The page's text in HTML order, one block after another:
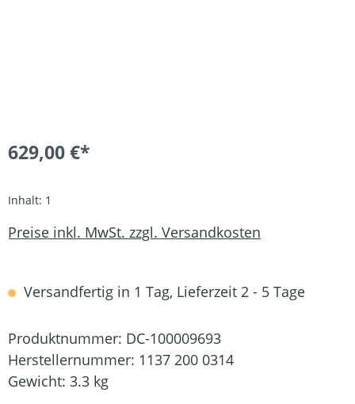
629,00 €*
Inhalt: 1
Preise inkl. MwSt. zzgl. Versandkosten
Versandfertig in 1 Tag, Lieferzeit 2 - 5 Tage
Produktnummer: DC-100009693
Herstellernummer: 1137 200 0314
Gewicht: 3.3 kg